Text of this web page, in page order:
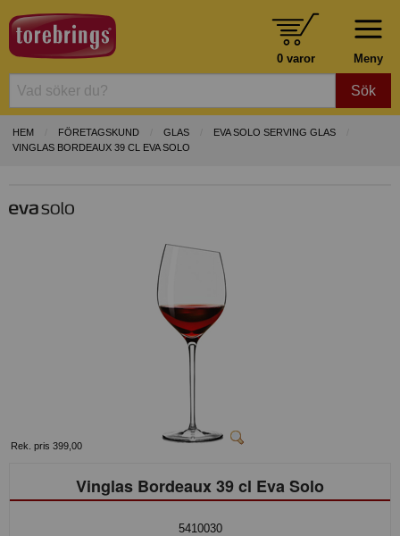
Meny
0 varor
Sök
HEM FÖRETAGSKUND GLAS
EVA SOLO SERVING GLAS
VINGLAS BORDEAUX 39 CL EVA SOLO
Rek. pris 399,00
Vinglas Bordeaux 39 cl Eva Solo
5410030